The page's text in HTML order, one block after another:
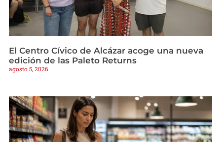
El Centro Cívico de Alcázar acoge una nueva
edición de las Paleto Returns
agosto 5, 2026